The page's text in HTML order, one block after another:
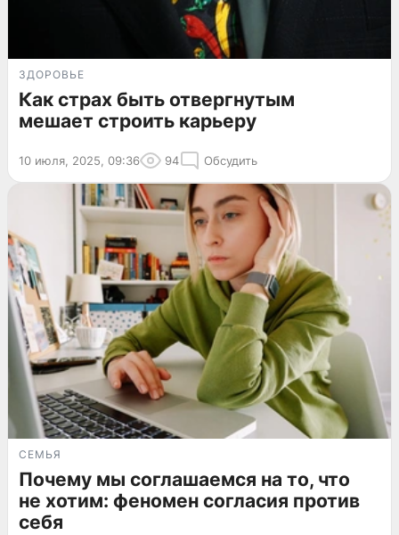
ЗДОРОВЬЕ
Как страх быть отвергнутым
мешает строить карьеру
10 июля, 2025, 09:36 94 Обсудить
СЕМЬЯ
Почему мы соглашаемся на то, что
не хотим: феномен согласия против
себя